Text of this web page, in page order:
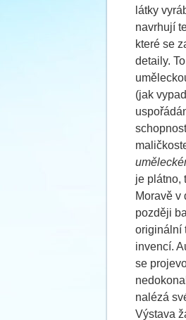
látky
navrhují
které se
detaily.
(jak
je plátno,
Moravě v
později
originální
invencí.
se
nalézá
Výstava